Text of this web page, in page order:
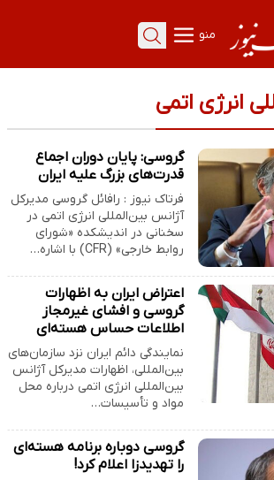
منو
انرژی اتمی
گروسی: پایان دوران اجماع
قدرت‌های بزرگ علیه ایران‌
فرتاک نیوز : رافائل گروسی مدیرکل
آژانس بین‌المللی انرژی اتمی در
سخنانی در اندیشکده «شورای
روابط خارجی» (CFR) با اشاره…
اعتراض ایران به اظهارات
گروسی و افشای غیرمجاز
اطلاعات حساس هسته‌ای
نمایندگی دائم ایران نزد سازمان‌های
بین‌المللی، اظهارات مدیرکل آژانس
بین‌المللی انرژی اتمی درباره محل
مواد و تأسیسات…
گروسی دوباره برنامه هسته‌ای
را تهدیدزا اعلام کرد!